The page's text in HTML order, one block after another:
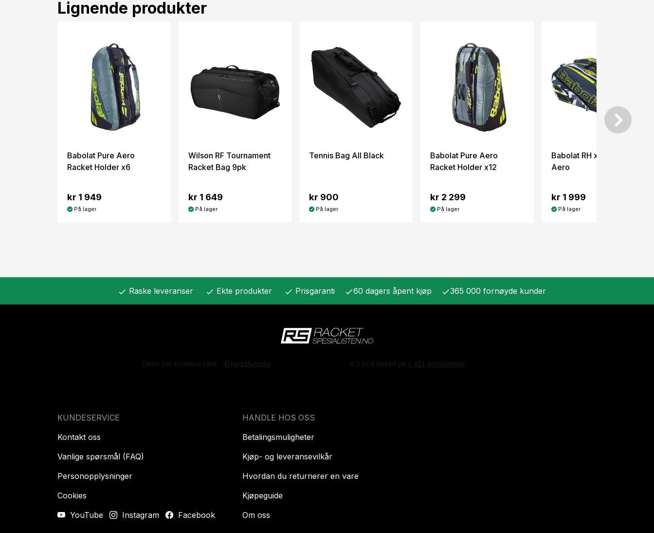
Lignende produkter
Babolat Pure Aero
Racket Holder x6
kr 1 949
På lager
Wilson RF Tournament
Racket Bag 9pk
kr 1 649
På lager
Tennis Bag All Black
kr 900
På lager
Babolat Pure Aero
Racket Holder x12
kr 2 299
På lager
Babolat RH x12 Pure
Aero
kr 1 999
På lager
check Raske leveranser check Ekte produkter check Prisgaranti check60 dagers åpent kjøp check365 000 fornøyde kunder
KUNDESERVICE
Kontakt oss
Vanlige spørsmål (FAQ)
Personopplysninger
Cookies
YouTube
Instagram Facebook
HANDLE HOS OSS
Betalingsmuligheter
Kjøp- og leveransevilkår
Hvordan du returnerer en vare
Kjøpeguide
Om oss